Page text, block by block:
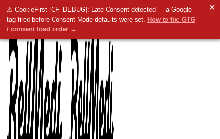
⚠ CookieFirst [CF_DEBUG]: Late Consent detected — a Google
tag fired before Consent Mode defaults were set. How to fix: GTG
/ consent load order →
✕
Menü